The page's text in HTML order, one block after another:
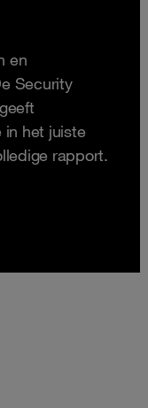
en
Security
in het juiste
rapport.